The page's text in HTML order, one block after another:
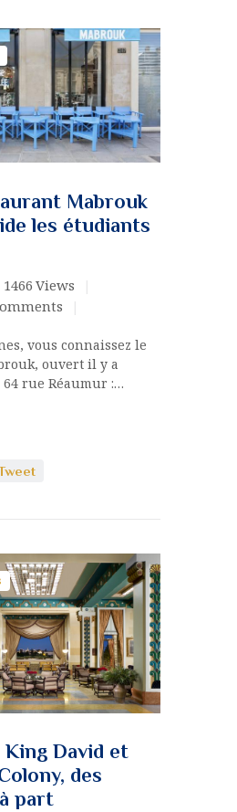
Mabrouk
les étudiants
1466 Views
vous connaissez le
ouvert il y a
rue Réaumur :…
King David et
des
part